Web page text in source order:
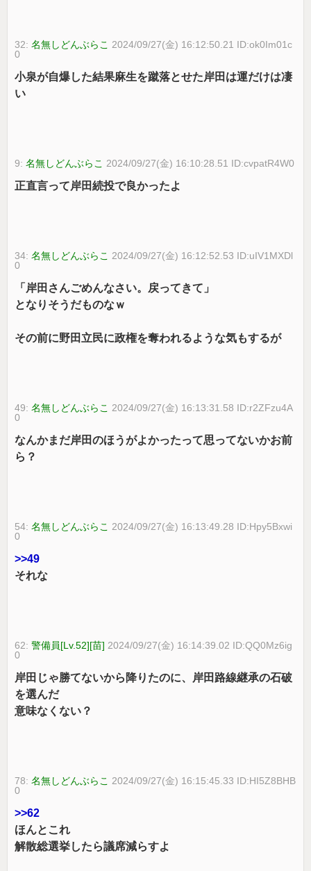
32:名無しどんぶらこ 2024/09/27(金) 16:12:50.21 ID:ok0Im01c
0
小泉が自爆した結果麻生を蹴落とせた岸田は運だけは凄
い
9:名無しどんぶらこ 2024/09/27(金) 16:10:28.51 ID:cvpatR4W0
正直言って岸田続投で良かったよ
34:名無しどんぶらこ 2024/09/27(金) 16:12:52.53 ID:uIV1MXDl
0
「岸田さんごめんなさい。戻ってきて」
となりそうだものなｗ
その前に野田立民に政権を奪われるような気もするが
49:名無しどんぶらこ 2024/09/27(金) 16:13:31.58 ID:r2ZFzu4A
0
なんかまだ岸田のほうがよかったって思ってないかお前
ら？
54:名無しどんぶらこ 2024/09/27(金) 16:13:49.28 ID:Hpy5Bxwi
0
>>49
それな
62:警備員[Lv.52][苗] 2024/09/27(金) 16:14:39.02 ID:QQ0Mz6ig
0
岸田じゃ勝てないから降りたのに、岸田路線継承の石破
を選んだ
意味なくない？
78:名無しどんぶらこ 2024/09/27(金) 16:15:45.33 ID:HI5Z8BHB
0
>>62
ほんとこれ
解散総選挙したら議席減らすよ